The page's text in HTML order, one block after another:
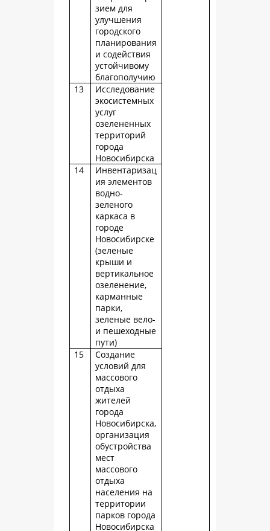
зием для
улучшения
городского
планирования
и содействия
устойчивому
благополучию
13
Исследование
экосистемных
услуг
озелененных
территорий
города
Новосибирска
14
Инвентаризац
ия элементов
водно-
зеленого
каркаса в
городе
Новосибирске
(зеленые
крыши и
вертикальное
озеленение,
карманные
парки,
зеленые вело-
и пешеходные
пути)
15
Создание
условий для
массового
отдыха
жителей
города
Новосибирска,
организация
обустройства
мест
массового
отдыха
населения на
территории
парков города
Новосибирска